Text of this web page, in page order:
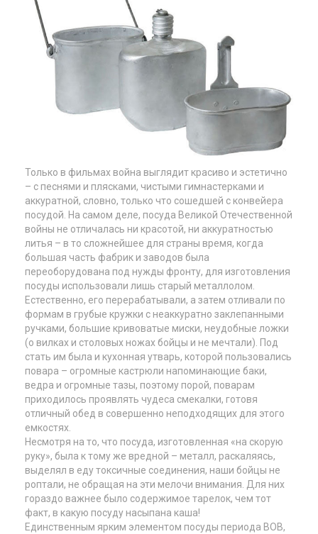
Только в фильмах война выглядит красиво и эстетично
– с песнями и плясками, чистыми гимнастерками и
аккуратной, словно, только что сошедшей с конвейера
посудой. На самом деле, посуда Великой Отечественной
войны не отличалась ни красотой, ни аккуратностью
литья – в то сложнейшее для страны время, когда
большая часть фабрик и заводов была
переоборудована под нужды фронту, для изготовления
посуды использовали лишь старый металлолом.
Естественно, его перерабатывали, а затем отливали по
формам в грубые кружки с неаккуратно заклепанными
ручками, большие кривоватые миски, неудобные ложки
(о вилках и столовых ножах бойцы и не мечтали). Под
стать им была и кухонная утварь, которой пользовались
повара – огромные кастрюли напоминающие баки,
ведра и огромные тазы, поэтому порой, поварам
приходилось проявлять чудеса смекалки, готовя
отличный обед в совершенно неподходящих для этого
емкостях.
Несмотря на то, что посуда, изготовленная «на скорую
руку», была к тому же вредной – металл, раскаляясь,
выделял в еду токсичные соединения, наши бойцы не
роптали, не обращая на эти мелочи внимания. Для них
гораздо важнее было содержимое тарелок, чем тот
факт, в какую посуду насыпана каша!
Единственным ярким элементом посуды периода ВОВ,